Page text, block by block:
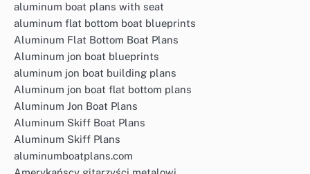
aluminum boat plans with seat
aluminum flat bottom boat blueprints
Aluminum Flat Bottom Boat Plans
Aluminum jon boat blueprints
aluminum jon boat building plans
Aluminum jon boat flat bottom plans
Aluminum Jon Boat Plans
Aluminum Skiff Boat Plans
Aluminum Skiff Plans
aluminumboatplans.com